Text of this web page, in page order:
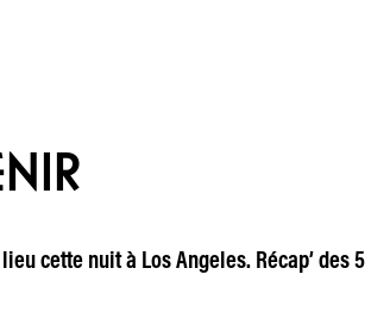
cette nuit à Los Angeles. Récap’ des 5